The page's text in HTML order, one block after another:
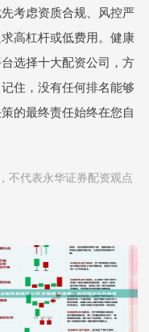
考虑资质合规、风控严
高杠杆或低费用。健康
选择十大配资公司，方
住，没有任何排名能够
的最终责任始终在您自
不代表永华证券配资观点